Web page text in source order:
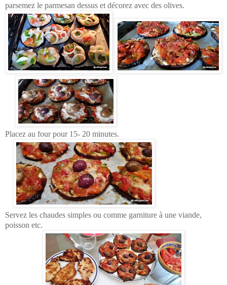
parsemez le parmesan dessus et décorez avec des olives.
Placez au four pour 15- 20 minutes.
Servez les chaudes simples ou comme garniture à une viande,
poisson etc.